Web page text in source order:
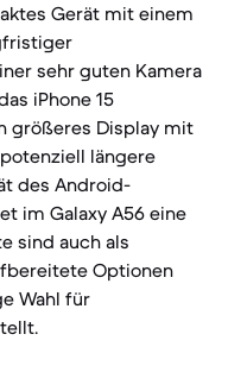
Gerät mit einem
sehr guten Kamera
iPhone 15
größeres Display mit
längere
des Android-
im Galaxy A56 eine
sind auch als
Optionen
Wahl für